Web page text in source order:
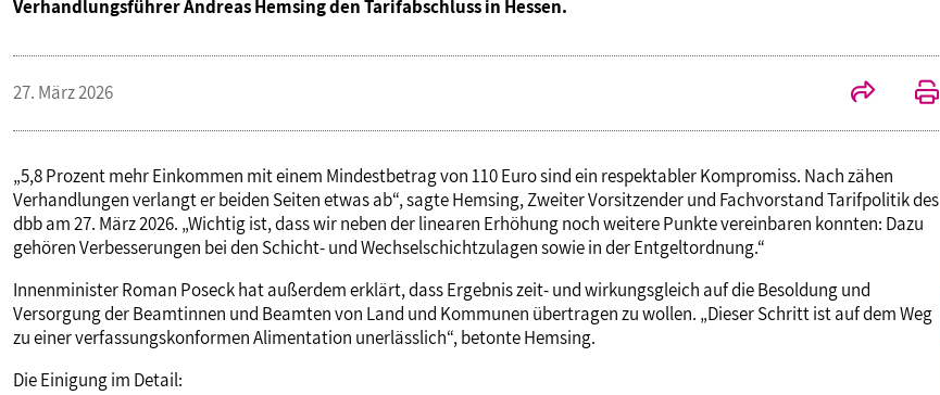
Gesundheit
Gender Budgeting
Europa
TERMINE & VERANSTALTUNGEN
MITGLIEDSCHAFT & SERVICE
Verhandlungsführer Andreas Hemsing den Tarifabschluss in Hessen.
27. März 2026
„5,8 Prozent mehr Einkommen mit einem Mindestbetrag von 110 Euro sind ein respektabler Kompromiss. Nach zähen
Verhandlungen verlangt er beiden Seiten etwas ab“, sagte Hemsing, Zweiter Vorsitzender und Fachvorstand Tarifpolitik des
dbb am 27. März 2026. „Wichtig ist, dass wir neben der linearen Erhöhung noch weitere Punkte vereinbaren konnten: Dazu
gehören Verbesserungen bei den Schicht- und Wechselschichtzulagen sowie in der Entgeltordnung.“
Innenminister Roman Poseck hat außerdem erklärt, dass Ergebnis zeit- und wirkungsgleich auf die Besoldung und
Versorgung der Beamtinnen und Beamten von Land und Kommunen übertragen zu wollen. „Dieser Schritt ist auf dem Weg
zu einer verfassungskonformen Alimentation unerlässlich“, betonte Hemsing.
Die Einigung im Detail: